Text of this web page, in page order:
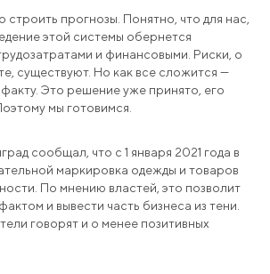
строить прогнозы. Понятно, что для нас,
этой системы обернется
и финансовыми. Риски, о
существуют. Но как все сложится —
Это решение уже принято, его
мы готовимся.
сообщал, что с 1 января 2021 года в
маркировка одежды и товаров
По мнению властей, это позволит
и вывести часть бизнеса из тени.
говорят и о менее позитивных